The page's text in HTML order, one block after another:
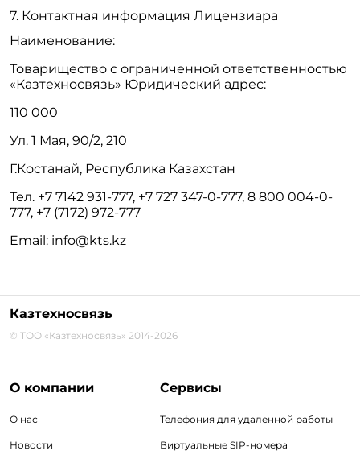
Контактная информация Лицензиара
Наименование:
Товарищество с ограниченной ответственностью
«Казтехносвязь» Юридический адрес:
110 000
Ул. 1 Мая, 90/2, 210
Г.Костанай, Республика Казахстан
Тел. +7 7142 931-777, +7 727 347-0-777, 8 800 004-0-
777, +7 (7172) 972-777
Email: info@kts.kz
Казтехносвязь
© ТОО «Казтехносвязь» 2014-2026
О компании
О нас
Новости
Сервисы
Телефония для удаленной работы
Виртуальные SIP-номера